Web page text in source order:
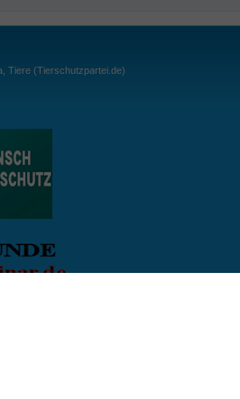
Tiere (Tierschutzpartei.de)
zu keiner Zeit den Boden berühren. Gespielt werden
Squash, auch über die Wände gespielt werden darf.